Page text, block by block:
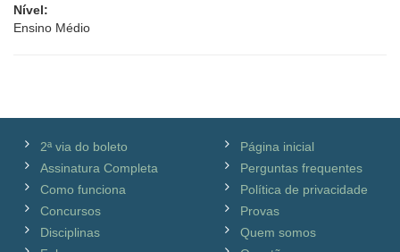
Nível:
Ensino Médio
2ª via do boleto
Assinatura Completa
Como funciona
Concursos
Disciplinas
Página inicial
Perguntas frequentes
Política de privacidade
Provas
Quem somos